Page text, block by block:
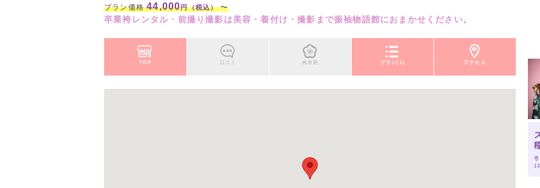
プラン価格44,000円（税込）〜
卒業袴レンタル・前撮り撮影は美容・着付け・撮影まで振袖物語館におまかせください。
TOP 口コミ 袴衣装 プラン(1) アクセス